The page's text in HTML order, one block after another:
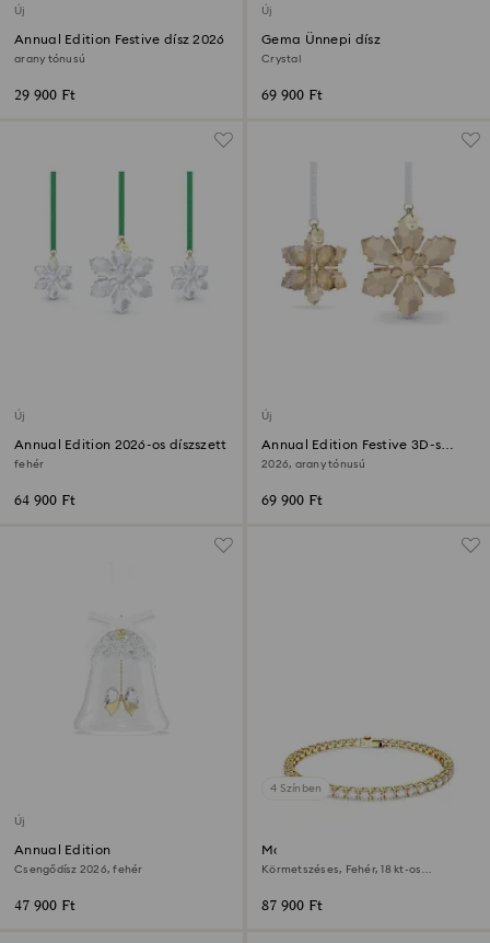
Új
Annual Edition Festive dísz 2026
arany tónusú
29 900 Ft
Új
Gema Ünnepi dísz
Crystal
69 900 Ft
Új
Annual Edition 2026-os díszszett
fehér
64 900 Ft
Új
Annual Edition Festive 3D-s
díszszett
2026, arany tónusú
69 900 Ft
Új
Annual Edition
Csengődísz 2026, fehér
47 900 Ft
4 Színben
Matrix Tennis karkötő
Körmetszéses, Fehér, 18 kt-os
87 900 Ft